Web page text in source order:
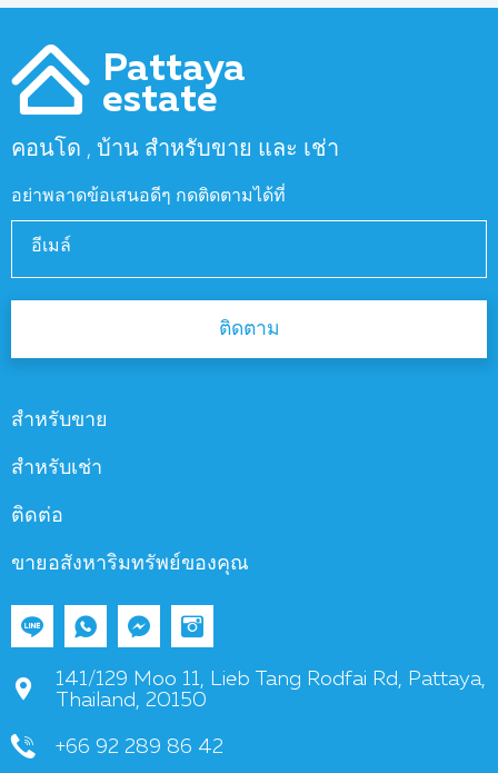
Pattaya
estate
คอนโด , บ้าน สำหรับขาย และ เช่า
อย่าพลาดข้อเสนอดีๆ กดติดตามได้ที่
อีเมล์
ติดตาม
สำหรับขาย
สำหรับเช่า
ติดต่อ
ขายอสังหาริมทรัพย์ของคุณ
141/129 Moo 11, Lieb Tang Rodfai Rd, Pattaya,
Thailand, 20150
+66 92 289 86 42